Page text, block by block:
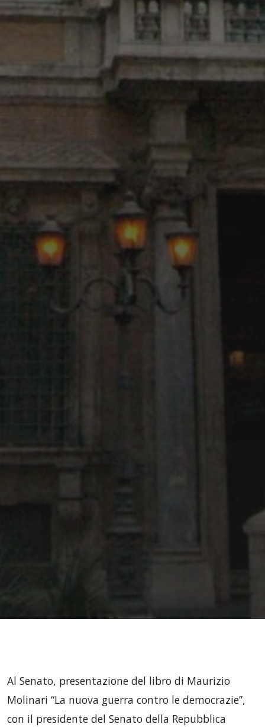
Al Senato, presentazione del libro di Maurizio
Molinari “La nuova guerra contro le democrazie”,
con il presidente del Senato della Repubblica